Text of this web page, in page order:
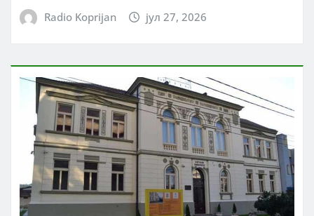
Radio Koprijan јул 27, 2026